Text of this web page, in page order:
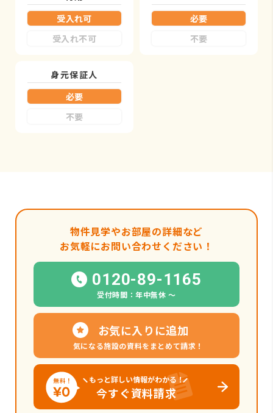
受入れ可
受入れ不可
必要
不要
身元保証人
必要
不要
物件見学やお部屋の詳細など
お気軽にお問い合わせください！
0120-89-1165
受付時間：年中無休 〜
お気に入りに追加
気になる施設の資料をまとめて請求！
もっと詳しい情報がわかる！
今すぐ資料請求